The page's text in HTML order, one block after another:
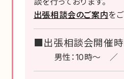
出張相談会のご案内を
■出張相談会開催
男性：10時～ ／